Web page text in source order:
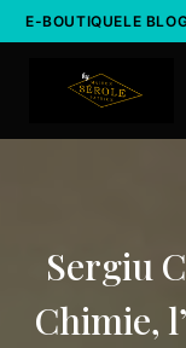
Aller
au
contenu
E-BOUTIQUELE
Sergiu
Chimie,